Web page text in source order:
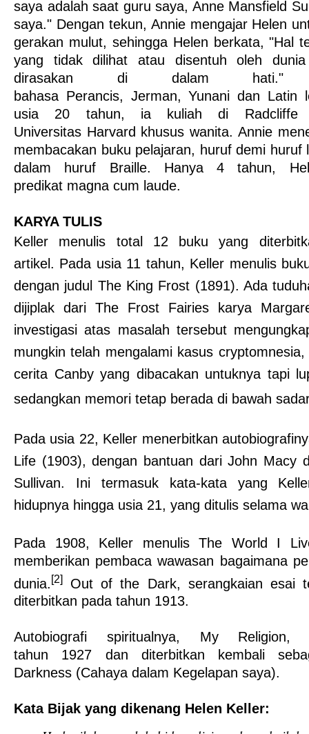
saya adalah saat guru saya, Anne Mansfield
saya." Dengan tekun, Annie mengajar Helen
gerakan mulut, sehingga Helen berkata, "Hal
yang tidak dilihat atau disentuh oleh
dirasakan di dalam
bahasa Perancis, Jerman, Yunani dan Latin
usia 20 tahun, ia kuliah di Radcliffe
Universitas Harvard khusus wanita. Annie
membacakan buku pelajaran, huruf demi huruf
dalam huruf Braille. Hanya 4 tahun,
predikat magna cum laude.
KARYA TULIS
Keller menulis total 12 buku yang
artikel. Pada usia 11 tahun, Keller menulis
dengan judul The King Frost (1891). Ada
dijiplak dari The Frost Fairies karya
investigasi atas masalah tersebut
mungkin telah mengalami kasus cryptomnesia,
cerita Canby yang dibacakan untuknya tapi
sedangkan memori tetap berada di bawah
Pada usia 22, Keller menerbitkan
Life (1903), dengan bantuan dari John Macy
Sullivan. Ini termasuk kata-kata yang
hidupnya hingga usia 21, yang ditulis selama
Pada 1908, Keller menulis The World I
memberikan pembaca wawasan bagaimana
dunia. [2] Out of the Dark, serangkaian esai
diterbitkan pada tahun 1913.
Autobiografi spiritualnya, My Religion,
tahun 1927 dan diterbitkan kembali
Darkness (Cahaya dalam Kegelapan saya).
Kata Bijak yang dikenang Helen Keller: